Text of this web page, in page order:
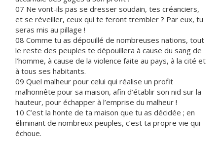
07 Ne vont-ils pas se dresser soudain, tes créanciers,
et se réveiller, ceux qui te feront trembler ? Par eux, tu
seras mis au pillage !
08 Comme tu as dépouillé de nombreuses nations, tout
le reste des peuples te dépouillera à cause du sang de
l’homme, à cause de la violence faite au pays, à la cité et
à tous ses habitants.
09 Quel malheur pour celui qui réalise un profit
malhonnête pour sa maison, afin d’établir son nid sur la
hauteur, pour échapper à l’emprise du malheur !
10 C’est la honte de ta maison que tu as décidée ; en
éliminant de nombreux peuples, c’est ta propre vie qui
échoue.